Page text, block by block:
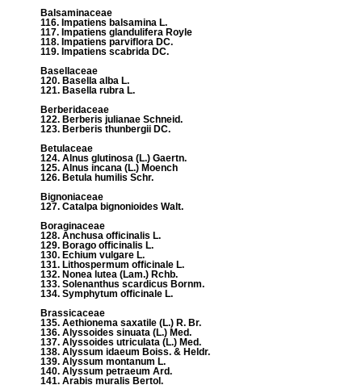
Balsaminaceae
116. Impatiens balsamina L.
117. Impatiens glandulifera Royle
118. Impatiens parviflora DC.
119. Impatiens scabrida DC.
Basellaceae
120. Basella alba L.
121. Basella rubra L.
Berberidaceae
122. Berberis julianae Schneid.
123. Berberis thunbergii DC.
Betulaceae
124. Alnus glutinosa (L.) Gaertn.
125. Alnus incana (L.) Moench
126. Betula humilis Schr.
Bignoniaceae
127. Catalpa bignonioides Walt.
Boraginaceae
128. Anchusa officinalis L.
129. Borago officinalis L.
130. Echium vulgare L.
131. Lithospermum officinale L.
132. Nonea lutea (Lam.) Rchb.
133. Solenanthus scardicus Bornm.
134. Symphytum officinale L.
Brassicaceae
135. Aethionema saxatile (L.) R. Br.
136. Alyssoides sinuata (L.) Med.
137. Alyssoides utriculata (L.) Med.
138. Alyssum idaeum Boiss. & Heldr.
139. Alyssum montanum L.
140. Alyssum petraeum Ard.
141. Arabis muralis Bertol.